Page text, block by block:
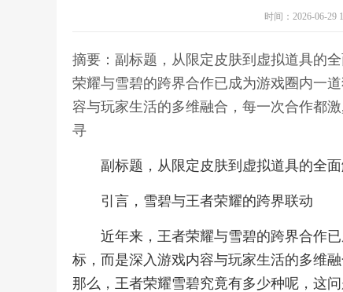
时间：2026-06-29
摘要：副标题，从限定皮肤到虚拟道具的
荣耀与雪碧的跨界合作已成为游戏圈内一
容与玩家生活的多维融合，每一次合作都
寻
副标题，从限定皮肤到虚拟道具的全
引言，雪碧与王者荣耀的跨界联动
近年来，王者荣耀与雪碧的跨界合作
标，而是深入游戏内容与玩家生活的多维
那么，王者荣耀雪碧究竟有多少种呢，这